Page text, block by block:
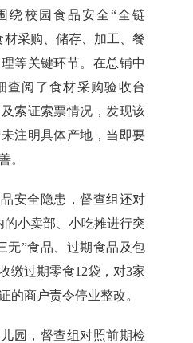
绕校园食品安全“全链
采购、储存、加工、餐
等关键环节。在总铺中
查阅了食材采购验收台
索证索票情况，发现该
注明具体产地，当即要
。
安全隐患，督查组还对
的小卖部、小吃摊进行突
无”食品、过期食品及包
缴过期零食12袋，对3家
的商户责令停业整改。
园，督查组对照前期检